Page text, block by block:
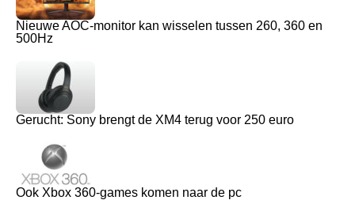
Nieuwe AOC-monitor kan wisselen tussen 260, 360 en
500Hz
Gerucht: Sony brengt de XM4 terug voor 250 euro
Ook Xbox 360-games komen naar de pc